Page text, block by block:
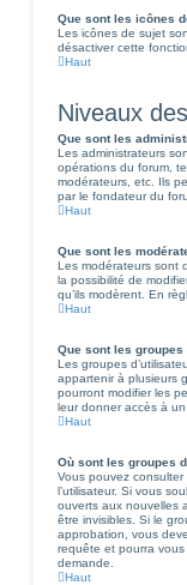
Que sont les icônes
Les icônes de sujet
désactiver cette
Haut
Niveaux
Que sont les
Les administrateurs
opérations du forum,
modérateurs, etc. Ils
par le fondateur du
Haut
Que sont les
Les modérateurs sont
la possibilité de
qu’ils modèrent. En
Haut
Que sont les groupes
Les groupes
appartenir à plusieurs
pourront modifier les
leur donner accès à un
Haut
Où sont les groupes
Vous pouvez
l’utilisateur. Si vous
ouverts aux nouvelles
être invisibles. Si le
approbation, vous
requête et pourra
demande.
Haut